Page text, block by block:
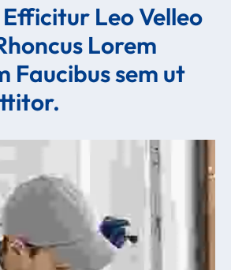
Leo Velleo
Lorem
Faucibus sem ut